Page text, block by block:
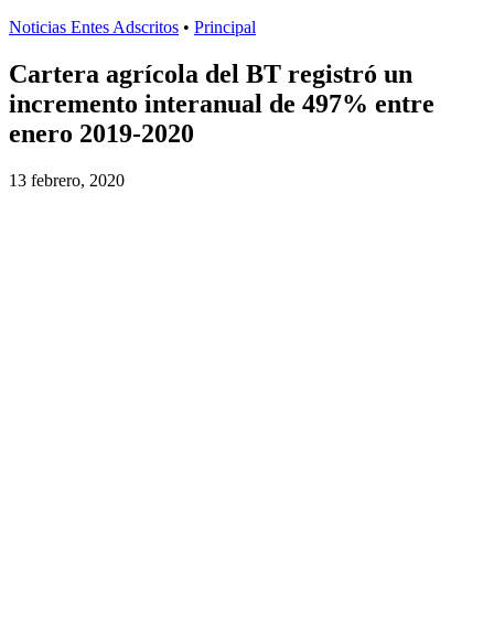
Noticias Entes Adscritos • Principal
Cartera agrícola del BT registró un
incremento interanual de 497% entre
enero 2019-2020
13 febrero, 2020